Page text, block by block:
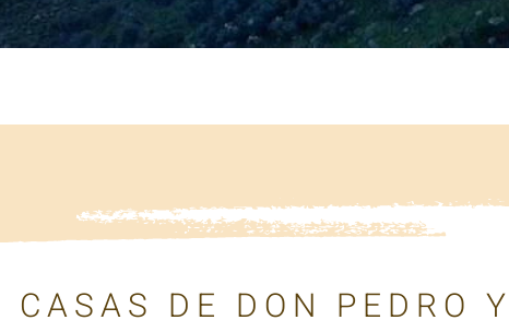
CASAS DE DON PEDRO